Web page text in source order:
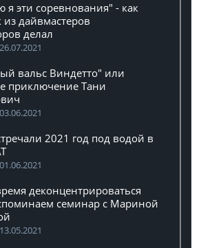
я эти соревнования" - как
дайвмастеров
делал
вальс Виндетто" или
приключение Тани
2021 год под водой в
деконцентрироваться
семинар с Мариной